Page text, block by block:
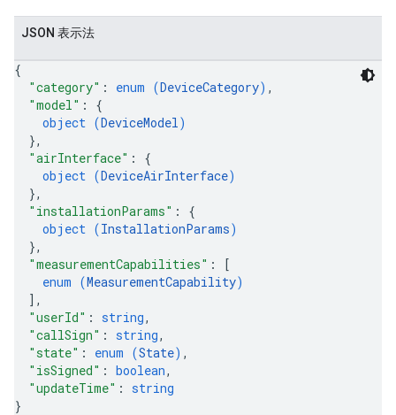
JSON 表示法
{
"category" : enum (DeviceCategory) ,
"model" : {
object (DeviceModel)
},
"airInterface" : {
object (DeviceAirInterface)
},
"installationParams" : {
object (InstallationParams)
},
"measurementCapabilities" :
[
enum (MeasurementCapability)
] ,
"userId" : string,
"callSign" : string,
"state" : enum (State) ,
"isSigned" : boolean,
"updateTime" : string
}